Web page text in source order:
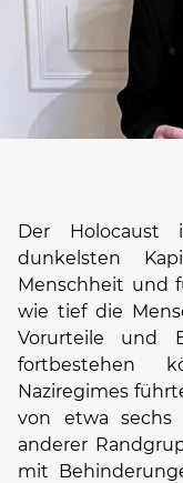
Der
dunkelsten
Menschheit und
wie tief die
Vorurteile und
fortbestehen
Naziregimes
von etwa sechs
anderer
mit